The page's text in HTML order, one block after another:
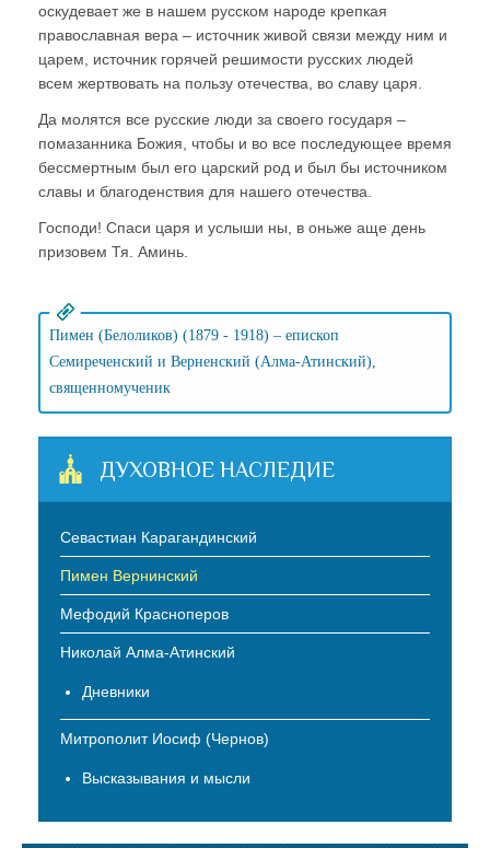
оскудевает же в нашем русском народе крепкая
православная вера – источник живой связи между ним и
царем, источник горячей решимости русских людей
всем жертвовать на пользу отечества, во славу царя.
Да молятся все русские люди за своего государя –
помазанника Божия, чтобы и во все последующее время
бессмертным был его царский род и был бы источником
славы и благоденствия для нашего отечества.
Господи! Спаси царя и услыши ны, в оньже аще день
призовем Тя. Аминь.
Пимен (Белоликов) (1879 - 1918) – епископ
Семиреченский и Верненский (Алма-Атинский),
священномученик
ДУХОВНОЕ НАСЛЕДИЕ
Севастиан Карагандинский
Пимен Вернинский
Мефодий Красноперов
Николай Алма-Атинский
Дневники
Митрополит Иосиф (Чернов)
Высказывания и мысли